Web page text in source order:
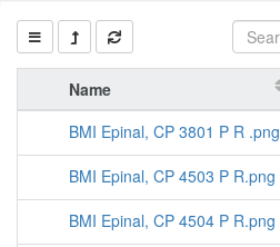
Name
BMI Epinal, CP 3801 P R .png
BMI Epinal, CP 4503 P R.png
BMI Epinal, CP 4504 P R.png